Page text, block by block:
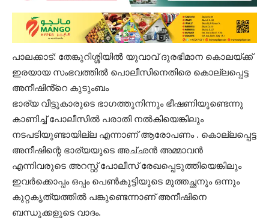
പാ​ല​ക്കാ​ട്: തേങ്കുറിശ്ശിയിൽ യുവാവ് ദുരഭിമാന കൊലയ്ക്ക്
ഇരയായ സംഭവത്തിൽ പൊലീസിനെതിരെ കൊല്ലപ്പെട്ട
അനീഷിൻ്റെ കുടുംബം
ഭാര്യ വീട്ടുകാരുടെ ഭാഗത്തുനിന്നും ഭീഷണിയുണ്ടെന്നു
കാണിച്ച് പോലീസിൽ പരാതി നൽകിയെങ്കിലും
നടപടിയുണ്ടായില്ല എന്നാണ് ആരോപണം . കൊല്ലപ്പെട്ട
അനീഷിന്റെ ഭാര്യയുടെ അച്‌ഛൻ അമ്മാവൻ
എന്നിവരുടെ അറസ്റ്റ് പോലീസ് രേഖപ്പെടുത്തിയെങ്കിലും
ഇവർക്കൊപ്പം ഒപ്പം പെൺകുട്ടിയുടെ മുത്തച്ഛനും ഒന്നും
കുറ്റകൃത്യത്തിൽ പങ്കുണ്ടെന്നാണ് അനീഷിനെ
ബന്ധുക്കളുടെ വാദം.